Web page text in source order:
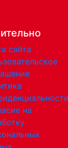
сайта
на